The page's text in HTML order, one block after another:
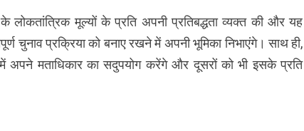
लोकतांत्रिक मूल्यों के प्रति अपनी प्रतिबद्धता व्यक्त की और यह
चुनाव प्रक्रिया को बनाए रखने में अपनी भूमिका निभाएंगे। साथ ही,
अपने मताधिकार का सदुपयोग करेंगे और दूसरों को भी इसके प्रति